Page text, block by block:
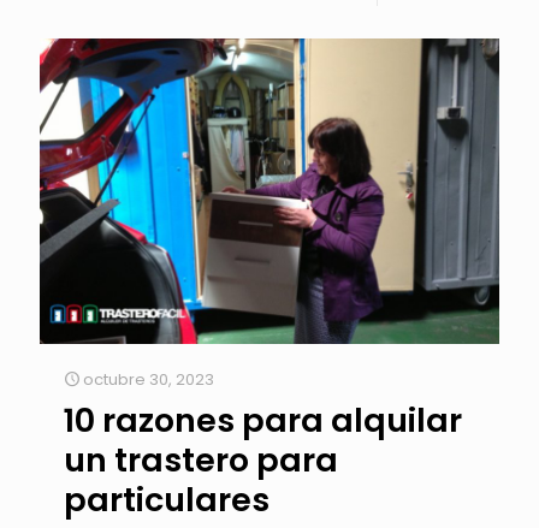
octubre 30, 2023
10 razones para alquilar
un trastero para
particulares